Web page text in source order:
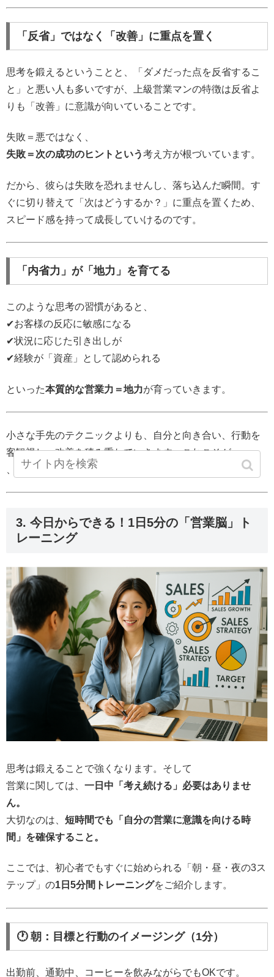
「反省」ではなく「改善」に重点を置く
思考を鍛えるということと、「ダメだった点を反省するこ
と」と悪い人も多いですが、上級営業マンの特徴は反省よ
りも「改善」に意識が向いていることです。
失敗＝悪ではなく、
失敗＝次の成功のヒントという考え方が根づいています。
だから、彼らは失敗を恐れませんし、落ち込んだ瞬間。す
ぐに切り替えて「次はどうするか？」に重点を置くため、
スピード感を持って成長していけるのです。
「内省力」が「地力」を育てる
このような思考の習慣があると、
✔お客様の反応に敏感になる
✔状況に応じた引き出しが
✔経験が「資産」として認められる
といった本質的な営業力＝地力が育っていきます。
小さな手先のテクニックよりも、自分と向き合い、行動を
客観視し、改善を積み重ねていきます。これこそが
、上級営業が実践している「思考の習慣化」なのです。
3. 今日からできる！1日5分の「営業脳」ト
レーニング
思考は鍛えることで強くなります。そして
営業に関しては、 一日中「考え続ける」必要はありませ
ん。
大切なのは、 短時間でも「自分の営業に意識を向ける時
間」を確保すること。
ここでは、初心者でもすぐに始められる「朝・昼・夜の3ス
テップ」の1日5分間トレーニングをご紹介します。
🕐 朝：目標と行動のイメージング（1分）
出勤前、通勤中、コーヒーを飲みながらでもOKです。